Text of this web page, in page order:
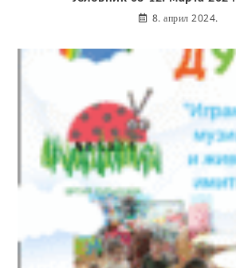
8. април 2024.